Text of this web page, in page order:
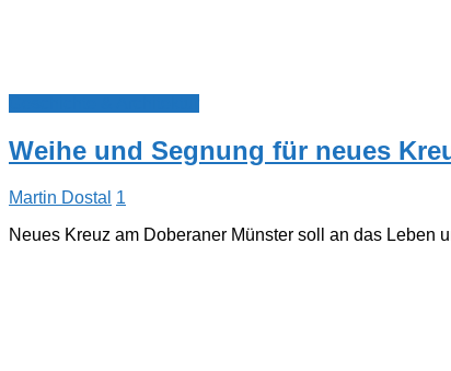
Weihe und Segnung für neues
Martin Dostal 1
Neues Kreuz am Doberaner Münster soll an das Leben